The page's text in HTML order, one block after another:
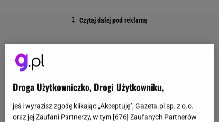
Droga Użytkowniczko, Drogi Użytkowniku,
jeśli wyrazisz zgodę klikając „Akceptuję”, Gazeta.pl sp. z o.o.
oraz jej Zaufani Partnerzy, w tym [676] Zaufanych Partnerów